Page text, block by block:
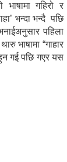
गहिरो र
भन्दा भन्दै पछि
पहिला
भाषामा “गाहार
हुन गई पछि गएर यस